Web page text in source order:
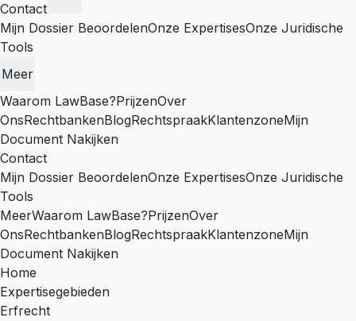
Contact
Mijn Dossier BeoordelenOnze ExpertisesOnze Juridische
Tools
Meer
Waarom LawBase?PrijzenOver
OnsRechtbankenBlogRechtspraakKlantenzoneMijn
Document Nakijken
Contact
Mijn Dossier BeoordelenOnze ExpertisesOnze Juridische
Tools
MeerWaarom LawBase?PrijzenOver
OnsRechtbankenBlogRechtspraakKlantenzoneMijn
Document Nakijken
Home
Expertisegebieden
Erfrecht